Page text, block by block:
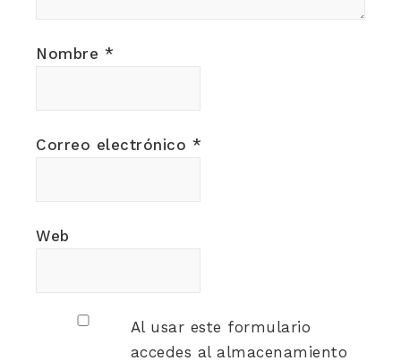
Nombre *
Correo electrónico *
Web
Al usar este formulario
accedes al almacenamiento